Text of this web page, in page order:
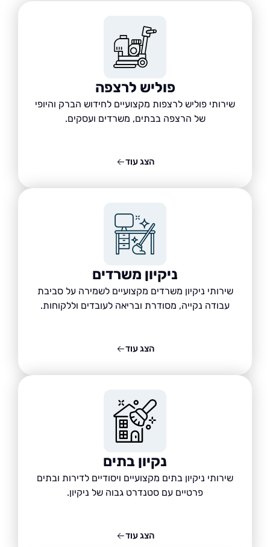
פוליש לרצפה
שירותי פוליש לרצפות מקצועיים לחידוש הברק והיופי
של הרצפה בבתים, משרדים ועסקים.
ניקיון משרדים
שירותי ניקיון משרדים מקצועיים לשמירה על סביבת
עבודה נקייה, מסודרת ובריאה לעובדים וללקוחות.
נקיון בתים
שירותי ניקיון בתים מקצועיים ויסודיים לדירות ובתים
פרטיים עם סטנדרט גבוה של ניקיון.